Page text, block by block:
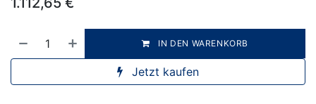
IN DEN WARENKORB
Jetzt kaufen